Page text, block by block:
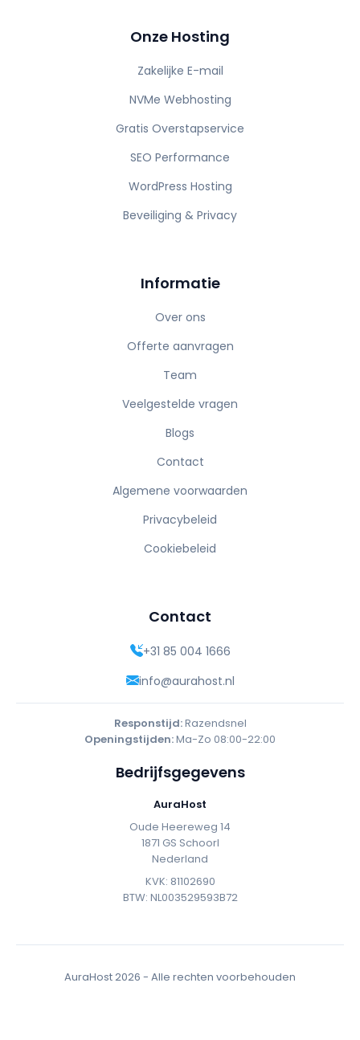
Onze Hosting
Zakelijke E-mail
NVMe Webhosting
Gratis Overstapservice
SEO Performance
WordPress Hosting
Beveiliging & Privacy
Informatie
Over ons
Offerte aanvragen
Team
Veelgestelde vragen
Blogs
Contact
Algemene voorwaarden
Privacybeleid
Cookiebeleid
Contact
+31 85 004 1666
info@aurahost.nl
Responstijd:Razendsnel
Openingstijden:Ma-Zo 08:00-22:00
Bedrijfsgegevens
AuraHost
Oude Heereweg 14
1871 GS Schoorl
Nederland
KVK: 81102690
BTW: NL003529593B72
AuraHost2026 - Alle rechten voorbehouden